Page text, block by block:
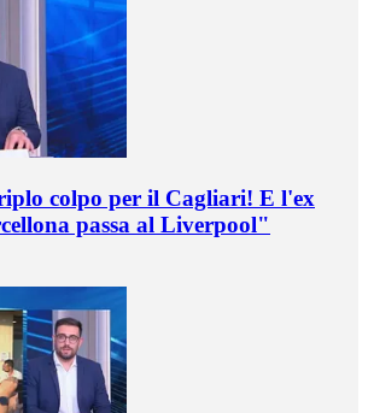
colpo per il Cagliari! E l'ex
passa al Liverpool"